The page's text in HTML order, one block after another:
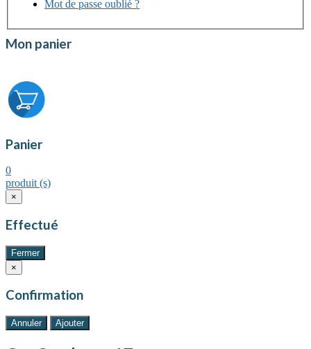
Mot de passe oublié ?
Mon panier
Panier
0
produit (s)
×
Effectué
Fermer
×
Confirmation
Annuler Ajouter